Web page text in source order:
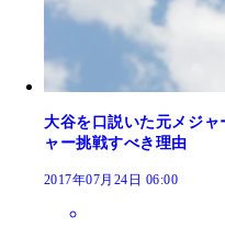
大谷を口説いた元メジ
ャー挑戦すべき理由
2017年07月24日 06:00